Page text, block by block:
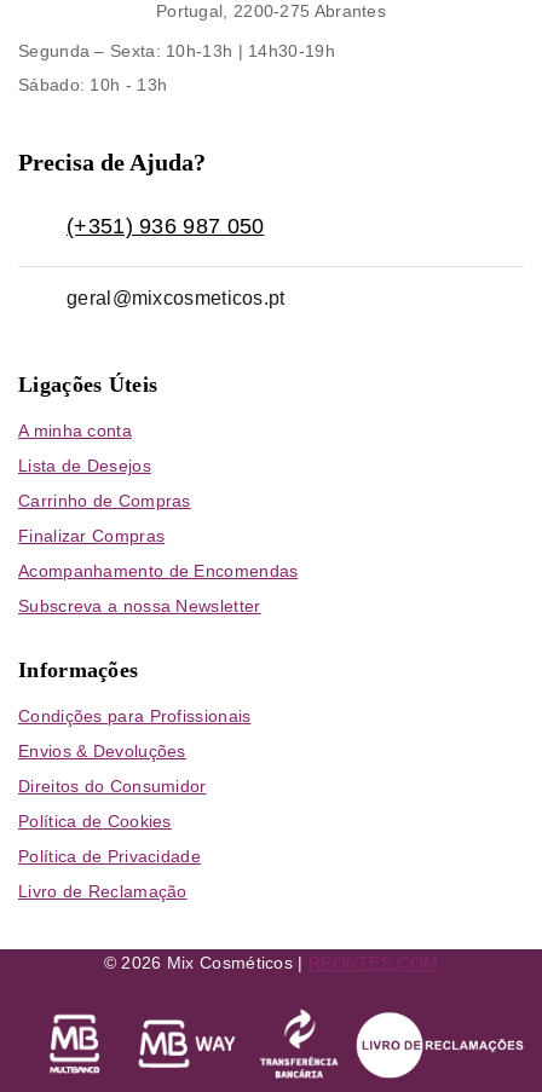
Portugal, 2200-275 Abrantes
Segunda – Sexta: 10h-13h | 14h30-19h
Sábado: 10h - 13h
Precisa de Ajuda?
(+351) 936 987 050
geral@mixcosmeticos.pt
Ligações Úteis
A minha conta
Lista de Desejos
Carrinho de Compras
Finalizar Compras
Acompanhamento de Encomendas
Subscreva a nossa Newsletter
Informações
Condições para Profissionais
Envios & Devoluções
Direitos do Consumidor
Política de Cookies
Política de Privacidade
Livro de Reclamação
© 2026 Mix Cosméticos | RFONTES.COM